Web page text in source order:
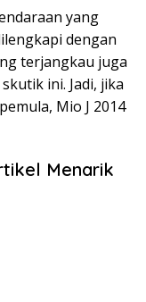
yang
dengan
terjangkau juga
ini. Jadi, jika
Mio J 2014
Menarik